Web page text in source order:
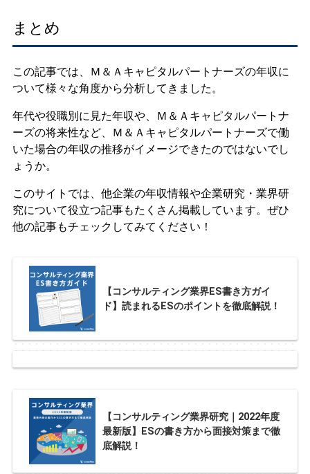
まとめ
この記事では、Ｍ＆Ａキャピタルパートナーズの年収に
ついて様々な角度から分析してきました。
年代や役職別に見た年収や、Ｍ＆Ａキャピタルパートナ
ーズの将来性など、Ｍ＆Ａキャピタルパートナーズで働
いた場合の年収の推移がイメージできたのではないでし
ょうか。
このサイトでは、他企業の年収情報や企業研究・業界研
究について役立つ記事もたくさん掲載しています。ぜひ
他の記事もチェックしてみてください！
【コンサルティング業界ES書き方ガイ
ド】読まれるESのポイントを徹底解説！
【コンサルティング業界研究｜2022年度
最新版】ESの書き方から面接対策まで徹
底解説！